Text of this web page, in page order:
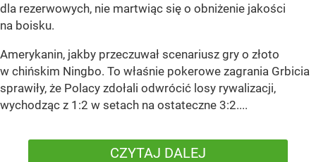
dla rezerwowych, nie martwiąc się o obniżenie jakości
na boisku.
Amerykanin, jakby przeczuwał scenariusz gry o złoto
w chińskim Ningbo. To właśnie pokerowe zagrania Grbicia
sprawiły, że Polacy zdołali odwrócić losy rywalizacji,
wychodząc z 1:2 w setach na ostateczne 3:2....
CZYTAJ DALEJ